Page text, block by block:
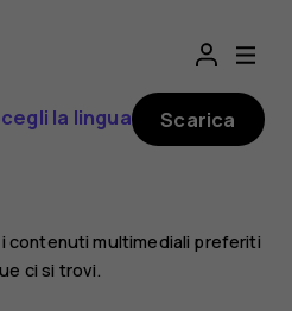
la lingua Scarica
contenuti multimediali preferiti
ci si trovi.